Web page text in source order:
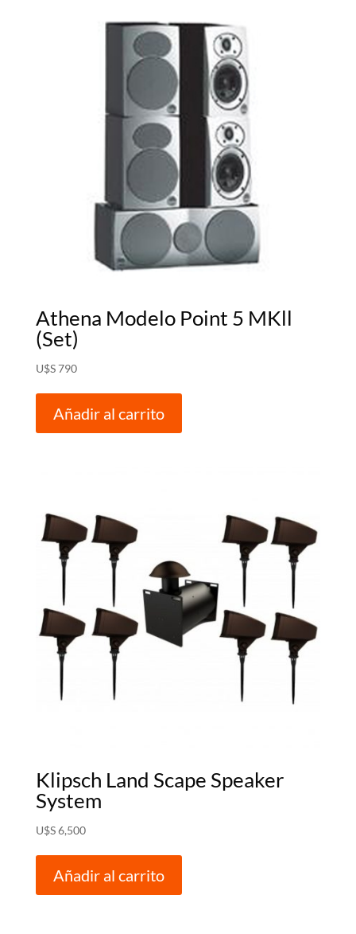
Athena Modelo Point 5 MKll
(Set)
U$S790
Añadir al carrito
Klipsch Land Scape Speaker
System
U$S6,500
Añadir al carrito